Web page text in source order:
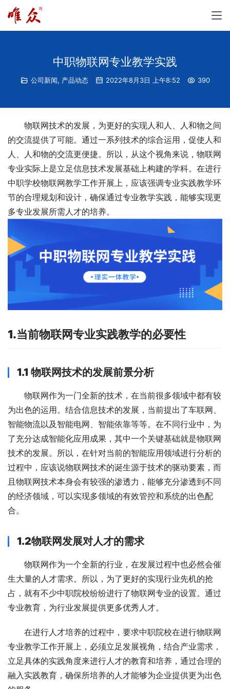
中职物联网专业教学实践
公司新闻, 产品动态 2022年8月3日 上午8:52 390
物联网技术的发展，为更好的实现人和人、人和物之间
的交流提供了可能。通过一系列技术的综合运用，促使人和
人、人和物的交流更便捷。所以，从这个视角来说，物联网
专业实际上是立足信息技术发展基础上构建的学科。在进行
中职学校物联网教学工作开展上，应该强调专业实践教学环
节的合理规划和设计，确保通过专业教学实践，能够实现更
多专业发展所需人才的培养。
1.当前物联网专业实践教学的必要性
1.1 物联网技术的发展前景分析
物联网作为一门全新的技术，在当前很多领域中都有较
为出色的运用。结合信息技术的发展，当前提出了车联网、
智能物流以及智能电网、智能依靠等等。在不同行业中，为
了充分达成智能化应用成果，其中一个关键基础就是物联网
技术的发展。所以，在针对当前的智能应用领域进行分析的
过程中，应该说物联网技术的诞生源于技术的驱动要素，而
且物联网技术本身会有较强的渗透力，能够充分渗透到不同
的经济领域，可以实现多领域的有效管控和系统的出色配
合。
1.2物联网发展对人才的需求
物联网作为一个全新的行业，在发展过程中也必然会催
生大量的人才需求。所以，为了更好的实现行业先机的抢
占，就有不少中职院校纷纷进行了物联网专业的设置。通过
专业教育，为行业发展提供更多优秀人才。
在进行人才培养的过程中，要求中职院校在进行物联网
专业教学工作开展上，必须立足发展视角，结合产业需求，
立足具体的实践角度来进行人才的教育和培养，通过合理的
融入实践教育，确保所培养的人才能够为企业提供更为出色